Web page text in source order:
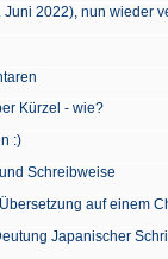
2022), nun wieder
Kürzel - wie?
:)
Schreibweise
auf einem
Japanischer